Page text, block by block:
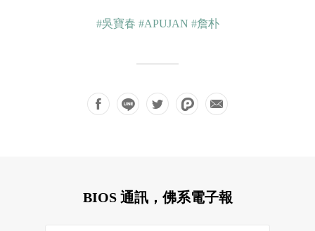
#吳寶春 #APUJAN #詹朴
BIOS 通訊，佛系電子報